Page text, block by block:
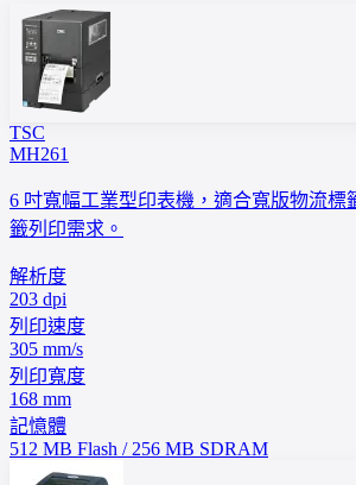
TSC
MH261
6 吋寬幅工業型印表機，適合寬版物流標
籤列印需求。
解析度
203 dpi
列印速度
305 mm/s
列印寬度
168 mm
記憶體
512 MB Flash / 256 MB SDRAM